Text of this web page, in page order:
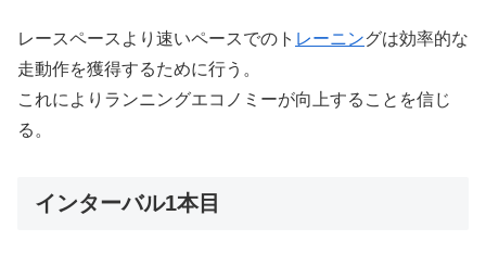
レースペースより速いペースでのト レーニングは効率的な
走動作を獲得するために行う。
これによりランニングエコノミーが向上することを信じ
る。
インターバル1本目